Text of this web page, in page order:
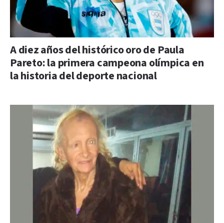
A diez años del histórico oro de Paula
Pareto: la primera campeona olímpica en
la historia del deporte nacional